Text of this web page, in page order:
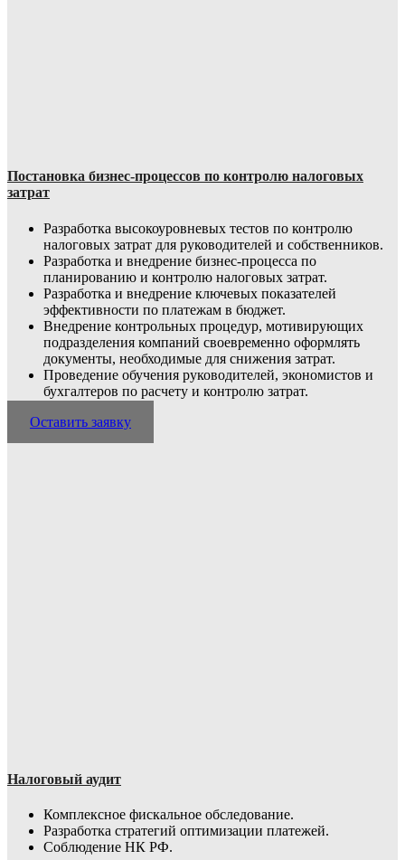
Постановка бизнес-процессов по контролю налоговых
затрат
Разработка высокоуровневых тестов по контролю
налоговых затрат для руководителей и собственников.
Разработка и внедрение бизнес-процесса по
планированию и контролю налоговых затрат.
Разработка и внедрение ключевых показателей
эффективности по платежам в бюджет.
Внедрение контрольных процедур, мотивирующих
подразделения компаний своевременно оформлять
документы, необходимые для снижения затрат.
Проведение обучения руководителей, экономистов и
бухгалтеров по расчету и контролю затрат.
Оставить заявку
Налоговый аудит
Комплексное фискальное обследование.
Разработка стратегий оптимизации платежей.
Соблюдение НК РФ.